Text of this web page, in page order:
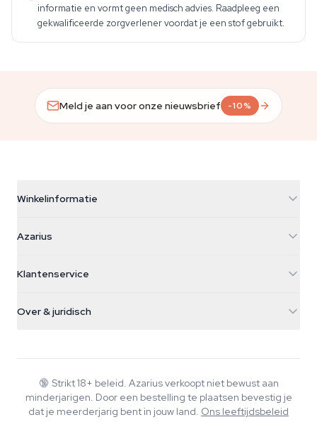
informatie en vormt geen medisch advies. Raadpleeg een
gekwalificeerde zorgverlener voordat je een stof gebruikt.
Meld je aan voor onze nieuwsbrief -10%
Winkelinformatie
Galvaniweg 11
Nederland
+31(0)204897914
Azarius
Smokeshop
Klantenservice
Retourbeleid
Veelgestelde vragen
Privacybeleid
Over & juridisch
Wiki
Muziek
🔞 Strikt 18+ beleid. Azarius verkoopt niet bewust aan
minderjarigen. Door een bestelling te plaatsen bevestig je
dat je meerderjarig bent in jouw land. Ons leeftijdsbeleid